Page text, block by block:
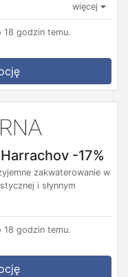
więcej
18 godzin temu.
-17%
zakwaterowanie w
i słynnym
18 godzin temu.